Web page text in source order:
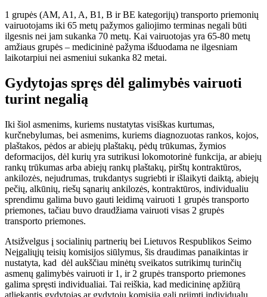
1 grupės (AM, A1, A, B1, B ir BE kategorijų) transporto priemonių
vairuotojams iki 65 metų pažymos galiojimo terminas negali būti
ilgesnis nei jam sukanka 70 metų. Kai vairuotojas yra 65-80 metų
amžiaus grupės – medicininė pažyma išduodama ne ilgesniam
laikotarpiui nei asmeniui sukanka 82 metai.
Gydytojas spręs dėl galimybės vairuoti
turint negalią
Iki šiol asmenims, kuriems nustatytas visiškas kurtumas,
kurčnebylumas, bei asmenims, kuriems diagnozuotas rankos, kojos,
plaštakos, pėdos ar abiejų plaštakų, pėdų trūkumas, žymios
deformacijos, dėl kurių yra sutrikusi lokomotorinė funkcija, ar abiejų
rankų trūkumas arba abiejų rankų plaštakų, pirštų kontraktūros,
ankilozės, nejudrumas, trukdantys sugriebti ir išlaikyti daiktą, abiejų
pečių, alkūnių, riešų sąnarių ankilozės, kontraktūros, individualiu
sprendimu galima buvo gauti leidimą vairuoti 1 grupės transporto
priemones, tačiau buvo draudžiama vairuoti visas 2 grupės
transporto priemones.
Atsižvelgus į socialinių partnerių bei Lietuvos Respublikos Seimo
Neįgaliųjų teisių komisijos siūlymus, šis draudimas panaikintas ir
nustatyta, kad dėl aukščiau minėtų sveikatos sutrikimų turinčių
asmenų galimybės vairuoti ir 1, ir 2 grupės transporto priemones
galima spręsti individualiai. Tai reiškia, kad medicininę apžiūrą
atliekantis gydytojas ar gydytojų komisija gali priimti individualų